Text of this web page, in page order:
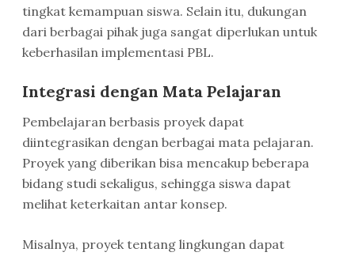
tingkat kemampuan siswa. Selain itu, dukungan
dari berbagai pihak juga sangat diperlukan untuk
keberhasilan implementasi PBL.
Integrasi dengan Mata Pelajaran
Pembelajaran berbasis proyek dapat
diintegrasikan dengan berbagai mata pelajaran.
Proyek yang diberikan bisa mencakup beberapa
bidang studi sekaligus, sehingga siswa dapat
melihat keterkaitan antar konsep.
Misalnya, proyek tentang lingkungan dapat